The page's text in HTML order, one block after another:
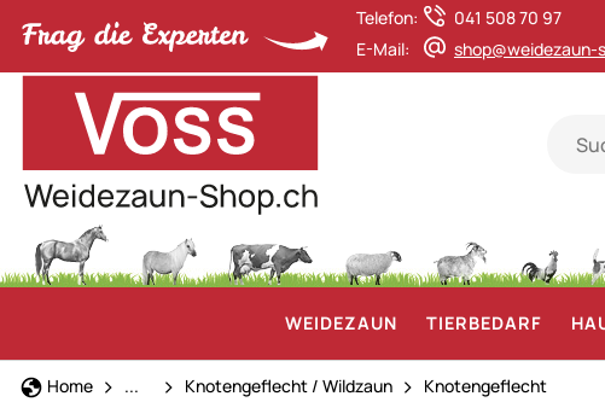
Telefon:
041 508 70 97
E-Mail:
shop@weidezaun-
WEIDEZAUN TIERBEDARF
Home Weidezaun
... Knotengeflecht / Wildzaun Knotengeflecht